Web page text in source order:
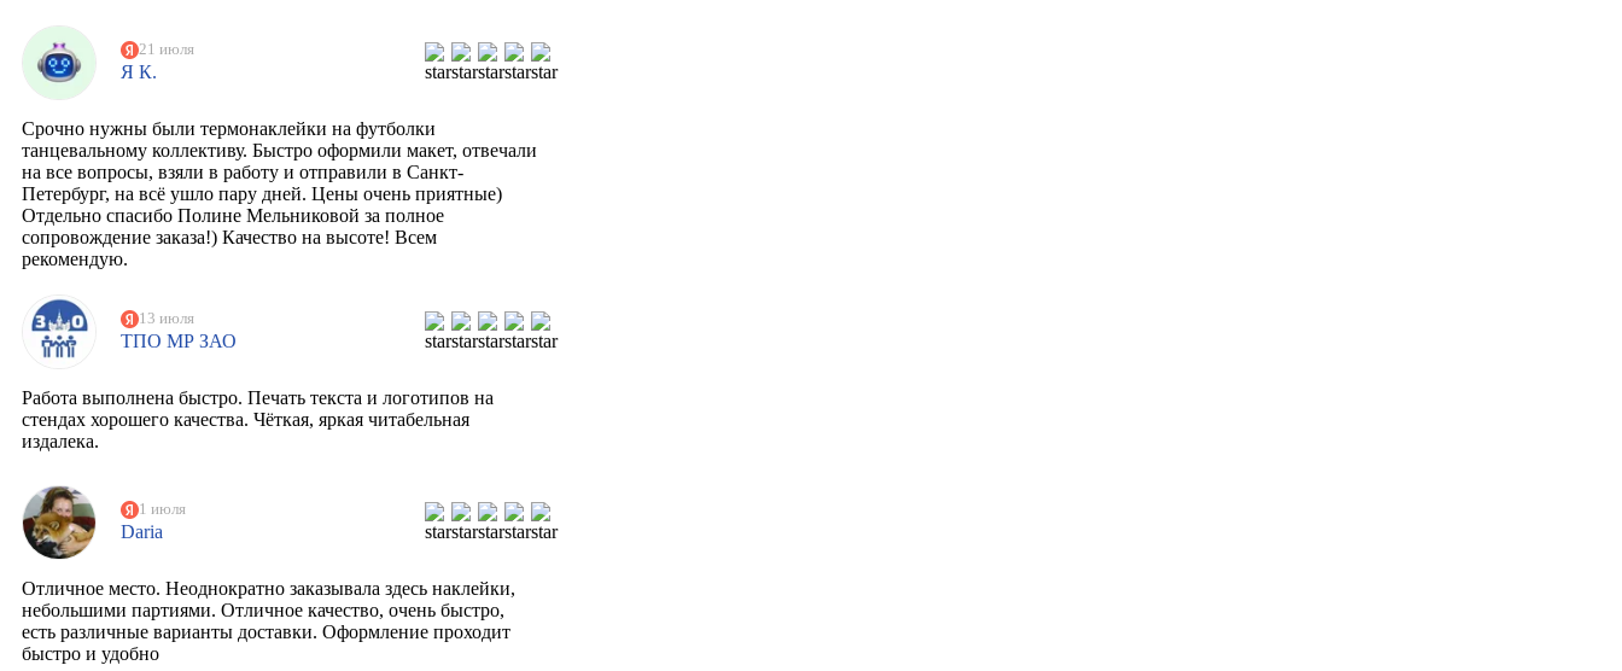
21 июля
Я К.
Срочно нужны были термонаклейки на футболки
танцевальному коллективу. Быстро оформили макет, отвечали
на все вопросы, взяли в работу и отправили в Санкт-
Петербург, на всё ушло пару дней. Цены очень приятные)
Отдельно спасибо Полине Мельниковой за полное
сопровождение заказа!) Качество на высоте! Всем
рекомендую.
13 июля
ТПО МР ЗАО
Работа выполнена быстро. Печать текста и логотипов на
стендах хорошего качества. Чёткая, яркая читабельная
издалека.
1 июля
Daria
Отличное место. Неоднократно заказывала здесь наклейки,
небольшими партиями. Отличное качество, очень быстро,
есть различные варианты доставки. Оформление проходит
быстро и удобно